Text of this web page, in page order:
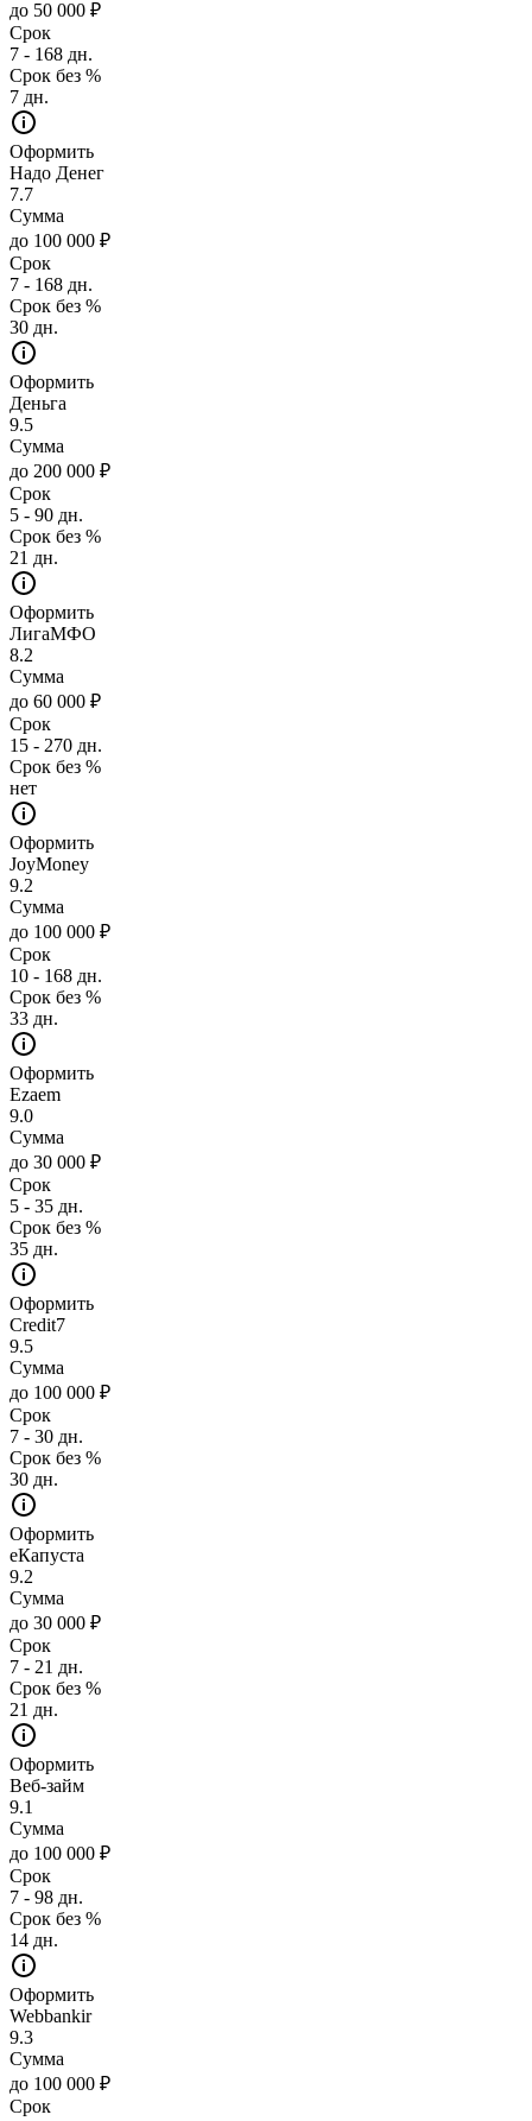
до 50 000 ₽
Срок
7 - 168 дн.
Срок без %
7 дн.
Оформить
Надо Денег
7.7
Сумма
до 100 000 ₽
Срок
7 - 168 дн.
Срок без %
30 дн.
Оформить
Деньга
9.5
Сумма
до 200 000 ₽
Срок
5 - 90 дн.
Срок без %
21 дн.
Оформить
ЛигаМФО
8.2
Сумма
до 60 000 ₽
Срок
15 - 270 дн.
Срок без %
нет
Оформить
JoyMoney
9.2
Сумма
до 100 000 ₽
Срок
10 - 168 дн.
Срок без %
33 дн.
Оформить
Ezaem
9.0
Сумма
до 30 000 ₽
Срок
5 - 35 дн.
Срок без %
35 дн.
Оформить
Credit7
9.5
Сумма
до 100 000 ₽
Срок
7 - 30 дн.
Срок без %
30 дн.
Оформить
еКапуста
9.2
Сумма
до 30 000 ₽
Срок
7 - 21 дн.
Срок без %
21 дн.
Оформить
Веб-займ
9.1
Сумма
до 100 000 ₽
Срок
7 - 98 дн.
Срок без %
14 дн.
Оформить
Webbankir
9.3
Сумма
до 100 000 ₽
Срок